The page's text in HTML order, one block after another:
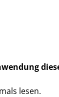
lesen.